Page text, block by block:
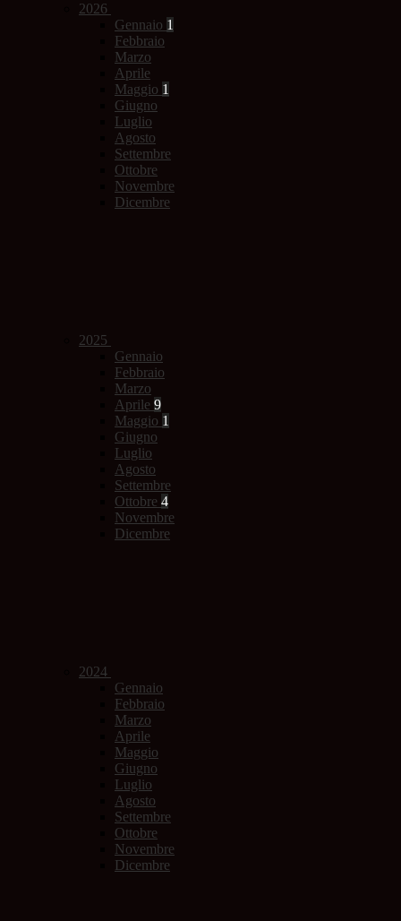
2026
Gennaio 1
Febbraio
Marzo
Aprile
Maggio 1
Giugno
Luglio
Agosto
Settembre
Ottobre
Novembre
Dicembre
2025
Gennaio
Febbraio
Marzo
Aprile 9
Maggio 1
Giugno
Luglio
Agosto
Settembre
Ottobre 4
Novembre
Dicembre
2024
Gennaio
Febbraio
Marzo
Aprile
Maggio
Giugno
Luglio
Agosto
Settembre
Ottobre
Novembre
Dicembre